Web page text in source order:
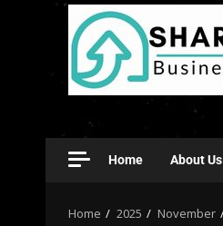
Home About Us
Home 2025 November